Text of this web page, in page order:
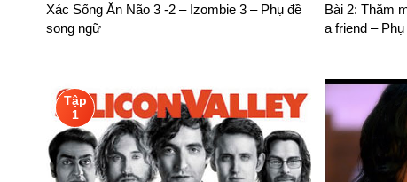
việc gì cũng phải có mục tiêu rõ ràng. Có mục tiêu là có động
học ngoại ngữ của mỗi người
Xác Sống Ăn Não 3 -2 – Izombie 3 – Phụ đề
song ngữ
Bài 2: Thăm
a friend –
Tập
1